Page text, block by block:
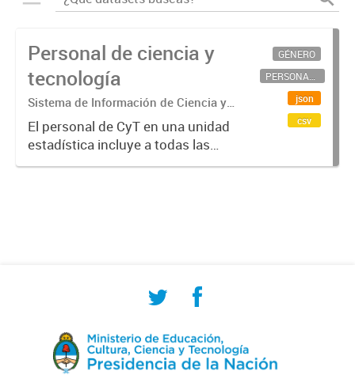
Personal de ciencia y
tecnología
Sistema de Información de Ciencia y
Tecnología Argentino (SICYTAR)
El personal de CyT en una unidad
estadística incluye a todas las
personas involucradas
GÉNERO
PERSONAL CIENTÍFICO-TECNOLÓGICO
json
csv